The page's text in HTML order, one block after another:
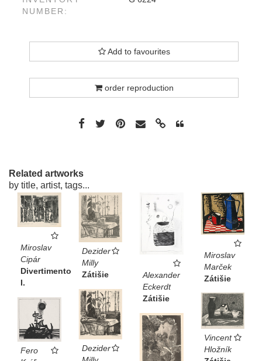
NUMBER:
Add to favourites
order reproduction
Related artworks
by title, artist, tags...
Miroslav
Cipár
Divertimento
I.
Dezider
Milly
Zátišie
Alexander
Eckerdt
Zátišie
Miroslav
Marček
Zátišie
Dezider
Vincent
Hložník
Fero